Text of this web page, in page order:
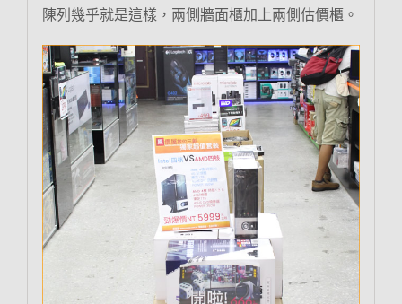
陳列幾乎就是這樣，兩側牆面櫃加上兩側估價櫃。